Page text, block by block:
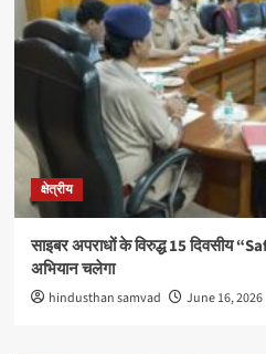
क्षेत्रीय
साइबर अपराधों के विरुद्ध 15 दिवसीय
अभियान चलेगा
hindusthan samvad June 16, 2026